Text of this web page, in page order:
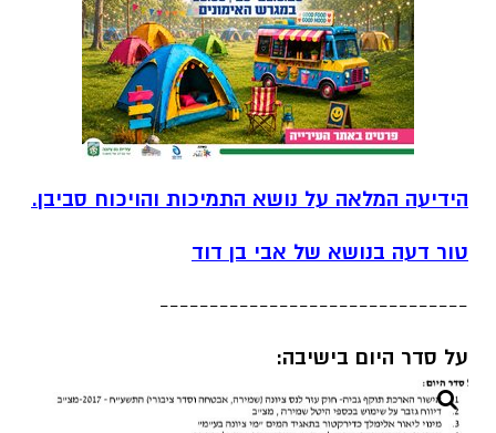
הידיעה המלאה על נושא התמיכות והויכוח סביבן.
טור דעה בנושא של אבי בן דוד
-------------------------------
על סדר היום בישיבה: